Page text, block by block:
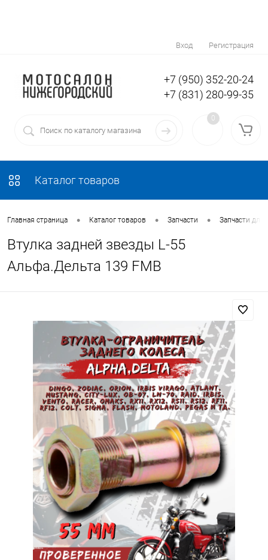
Вход Регистрация
+7 (950) 352-20-24
+7 (831) 280-99-35
0
Каталог товаров
Главная страница • Каталог товаров • Запчасти • Запчасти для
Втулка задней звезды L-55
Альфа.Дельта 139 FMB